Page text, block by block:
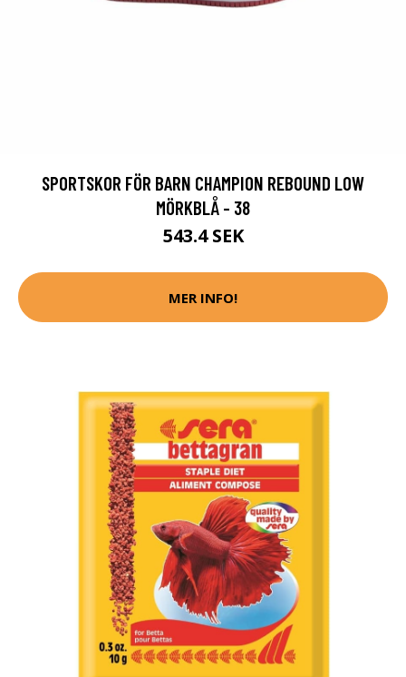
SPORTSKOR FÖR BARN CHAMPION REBOUND LOW
MÖRKBLÅ - 38
543.4 SEK
MER INFO!